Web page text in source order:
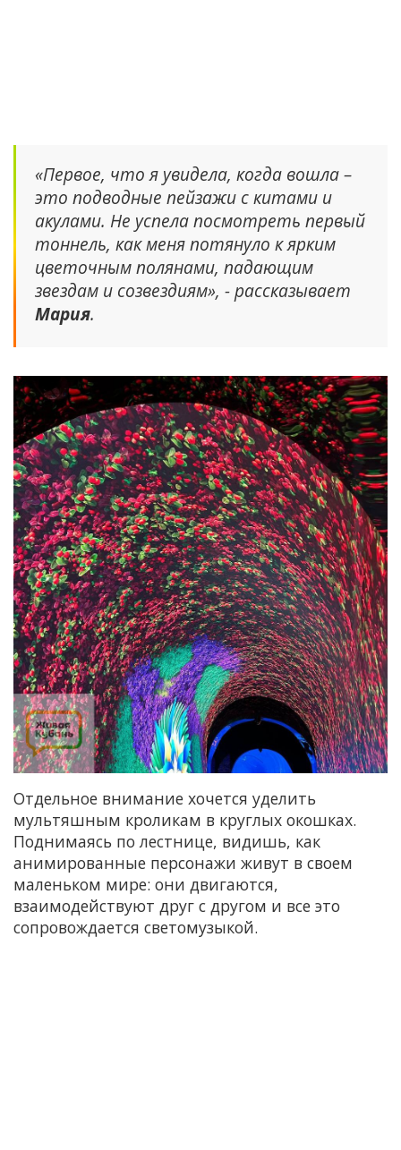
«Первое, что я увидела, когда вошла –
это подводные пейзажи с китами и
акулами. Не успела посмотреть первый
тоннель, как меня потянуло к ярким
цветочным полянами, падающим
звездам и созвездиям», - рассказывает
Мария.
Отдельное внимание хочется уделить
мультяшным кроликам в круглых окошках.
Поднимаясь по лестнице, видишь, как
анимированные персонажи живут в своем
маленьком мире: они двигаются,
взаимодействуют друг с другом и все это
сопровождается светомузыкой.